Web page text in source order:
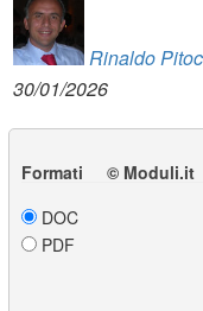
Rinaldo
30/01/2026
Formati © Moduli.it
DOC
PDF